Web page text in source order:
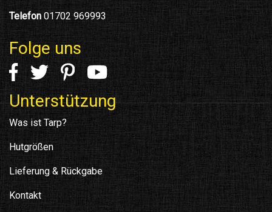
Telefon 01702 969993
Folge uns
Unterstützung
Was ist Tarp?
Hutgrößen
Lieferung & Rückgabe
Kontakt